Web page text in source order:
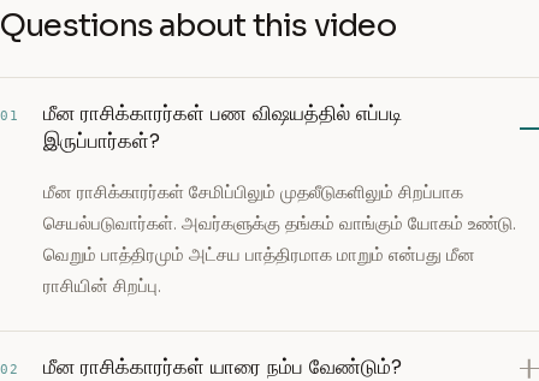
Questions about this video
01
மீன ராசிக்காரர்கள் பண விஷயத்தில் எப்படி
இருப்பார்கள்?
மீன ராசிக்காரர்கள் சேமிப்பிலும் முதலீடுகளிலும் சிறப்பாக
செயல்படுவார்கள். அவர்களுக்கு தங்கம் வாங்கும் யோகம் உண்டு.
வெறும் பாத்திரமும் அட்சய பாத்திரமாக மாறும் என்பது மீன
ராசியின் சிறப்பு.
02 மீன ராசிக்காரர்கள் யாரை நம்ப வேண்டும்?